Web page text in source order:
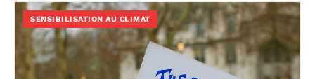
SENSIBILISATION AU CLIMAT